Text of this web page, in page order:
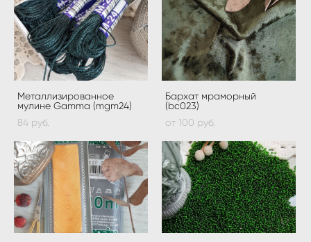
Металлизированное
мулине Gamma (mgm24)
84 pуб.
Бархат мраморный
(bс023)
от 100 pуб.